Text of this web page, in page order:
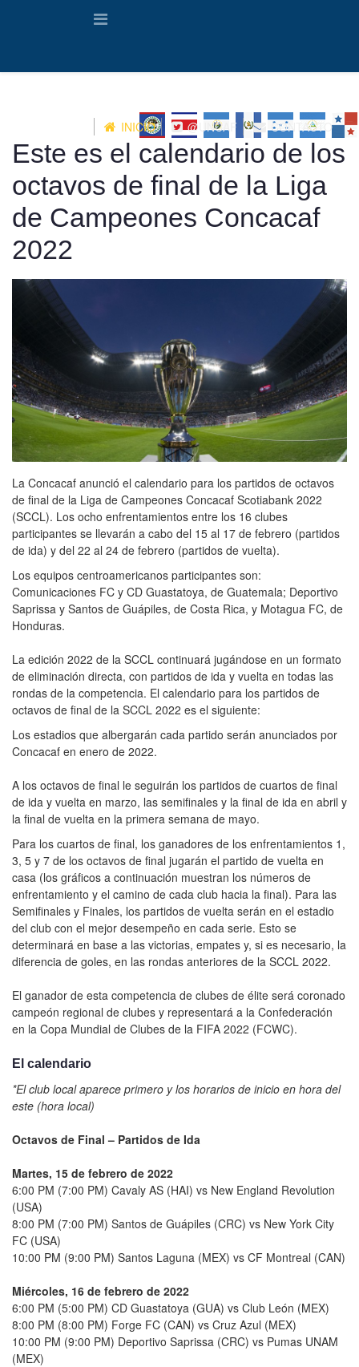
INICIO @UNCAF CONTACTO
Este es el calendario de los
octavos de final de la Liga
de Campeones Concacaf
2022
La Concacaf anunció el calendario para los partidos de octavos
de final de la Liga de Campeones Concacaf Scotiabank 2022
(SCCL). Los ocho enfrentamientos entre los 16 clubes
participantes se llevarán a cabo del 15 al 17 de febrero (partidos
de ida) y del 22 al 24 de febrero (partidos de vuelta).
Los equipos centroamericanos participantes son:
Comunicaciones FC y CD Guastatoya, de Guatemala; Deportivo
Saprissa y Santos de Guápiles, de Costa Rica, y Motagua FC, de
Honduras.
La edición 2022 de la SCCL continuará jugándose en un formato
de eliminación directa, con partidos de ida y vuelta en todas las
rondas de la competencia. El calendario para los partidos de
octavos de final de la SCCL 2022 es el siguiente:
Los estadios que albergarán cada partido serán anunciados por
Concacaf en enero de 2022.
A los octavos de final le seguirán los partidos de cuartos de final
de ida y vuelta en marzo, las semifinales y la final de ida en abril y
la final de vuelta en la primera semana de mayo.
Para los cuartos de final, los ganadores de los enfrentamientos 1,
3, 5 y 7 de los octavos de final jugarán el partido de vuelta en
casa (los gráficos a continuación muestran los números de
enfrentamiento y el camino de cada club hacia la final). Para las
Semifinales y Finales, los partidos de vuelta serán en el estadio
del club con el mejor desempeño en cada serie. Esto se
determinará en base a las victorias, empates y, si es necesario, la
diferencia de goles, en las rondas anteriores de la SCCL 2022.
El ganador de esta competencia de clubes de élite será coronado
campeón regional de clubes y representará a la Confederación
en la Copa Mundial de Clubes de la FIFA 2022 (FCWC).
El calendario
*El club local aparece primero y los horarios de inicio en hora del
este (hora local)
Octavos de Final – Partidos de Ida
Martes, 15 de febrero de 2022
6:00 PM (7:00 PM) Cavaly AS (HAI) vs New England Revolution
(USA)
8:00 PM (7:00 PM) Santos de Guápiles (CRC) vs New York City
FC (USA)
10:00 PM (9:00 PM) Santos Laguna (MEX) vs CF Montreal (CAN)
Miércoles, 16 de febrero de 2022
6:00 PM (5:00 PM) CD Guastatoya (GUA) vs Club León (MEX)
8:00 PM (8:00 PM) Forge FC (CAN) vs Cruz Azul (MEX)
10:00 PM (9:00 PM) Deportivo Saprissa (CRC) vs Pumas UNAM
(MEX)